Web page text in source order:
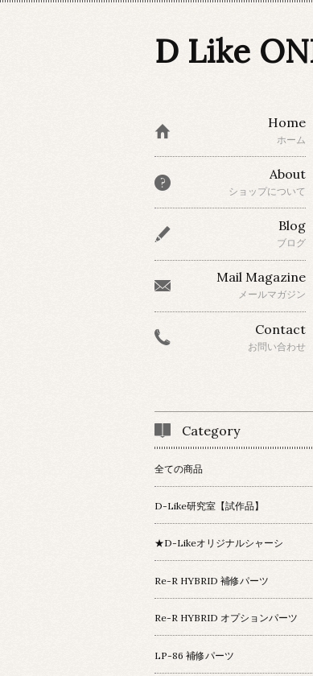
D Like
Home
ホーム
About
ショップについて
Blog
ブログ
Mail Magazine
メールマガジン
Contact
お問い合わせ
Category
全ての商品
D-Like研究室【試作品】
★D-Likeオリジナルシャーシ
Re-R HYBRID 補修パーツ
Re-R HYBRID オプションパーツ
LP-86 補修パーツ